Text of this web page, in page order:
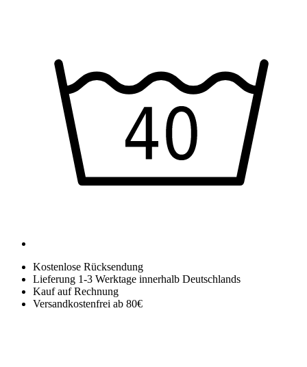
Kostenlose Rücksendung
Lieferung 1-3 Werktage innerhalb Deutschlands
Kauf auf Rechnung
Versandkostenfrei ab 80€